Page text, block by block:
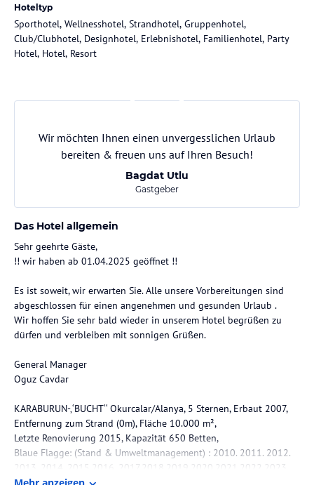
Hoteltyp
Sporthotel, Wellnesshotel, Strandhotel, Gruppenhotel,
Club/Clubhotel, Designhotel, Erlebnishotel, Familienhotel, Party
Hotel, Hotel, Resort
Wir möchten Ihnen einen unvergesslichen Urlaub
bereiten & freuen uns auf Ihren Besuch!
Bagdat Utlu
Gastgeber
Das Hotel allgemein
Sehr geehrte Gäste,
!! wir haben ab 01.04.2025 geöffnet !!
Es ist soweit, wir erwarten Sie. Alle unsere Vorbereitungen sind
abgeschlossen für einen angenehmen und gesunden Urlaub .
Wir hoffen Sie sehr bald wieder in unserem Hotel begrüßen zu
dürfen und verbleiben mit sonnigen Grüßen.
General Manager
Oguz Cavdar
KARABURUN-‚‘BUCHT‘‘ Okurcalar/Alanya, 5 Sternen, Erbaut 2007,
Entfernung zum Strand (0m), Fläche 10.000 m²,
Letzte Renovierung 2015, Kapazität 650 Betten,
Blaue Flagge: (Stand & Umweltmanagement) : 2010. 2011. 2012.
2013. 2014. 2015.2016, 2017,2018,2019,2020,2021,2022,2023
HCCP: (Gefahrenanalyse kritischer Kontrollpunkte) : 2010. 2011.